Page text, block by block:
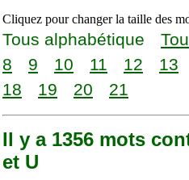
Cliquez pour changer la taille des
Tous alphabétique
8
9 10 11 12 13
18
19 20 21
Il y a 1356 mots
et U